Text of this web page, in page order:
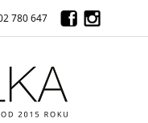
780 647